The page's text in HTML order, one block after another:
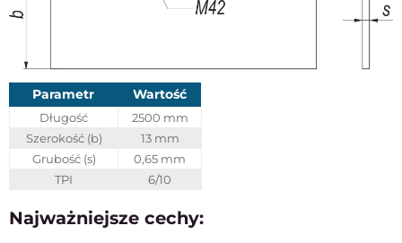
Parametr Wartość
Długość
2500 mm
Szerokość (b)
13 mm
Grubość (s)
0,65 mm
TPI
6/10
Najważniejsze cechy: